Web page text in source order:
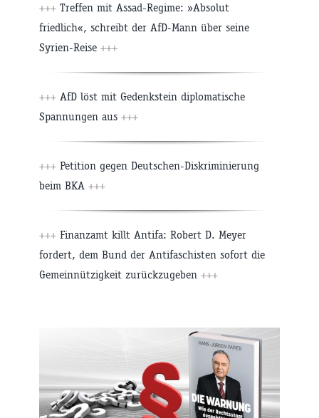
+++ Treffen mit Assad-Regime: »Absolut
friedlich«, schreibt der AfD-Mann über seine
Syrien-Reise +++
+++ AfD löst mit Gedenkstein diplomatische
Spannungen aus +++
+++ Petition gegen Deutschen-Diskriminierung
beim BKA +++
+++ Finanzamt killt Antifa: Robert D. Meyer
fordert, dem Bund der Antifaschisten sofort die
Gemeinnützigkeit zurückzugeben +++